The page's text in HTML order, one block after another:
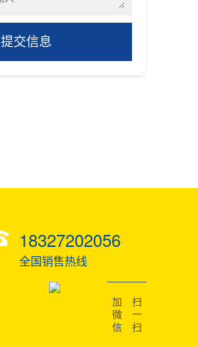
提交信息
18327202056
全国销售热线
扫一扫
加微信